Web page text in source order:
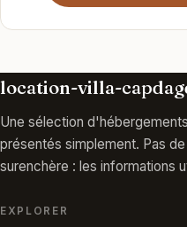
location-villa-
Une sélection
présentés simplement. Pas
surenchère : les informations
EXPLORER